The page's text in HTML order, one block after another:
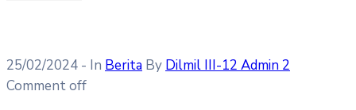
25/02/2024 - In Berita By Dilmil III-12 Admin 2
Comment off